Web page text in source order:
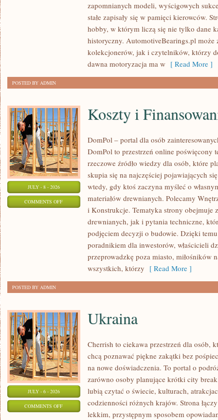
zapomnianych modeli, wyścigowych
stałe zapisały się w pamięci kierowców.
hobby, w którym liczą się nie tylko dane
historyczny. AutomotiveBearings.pl może
kolekcjonerów, jak i czytelników, którzy
dawna motoryzacja ma w [ Read More ]
POSTED BY ADMIN
JULY - 8 - 2026
COMMENTS OFFON
FINANSOWANIE
Koszty i
DomPol – portal dla osób
DomPol to przestrzeń online poświęcony
rzeczowe źródło wiedzy dla osób, które
skupia się na najczęściej pojawiających
wtedy, gdy ktoś zaczyna myśleć o
materiałów drewnianych. Polecamy
i Konstrukcje. Tematyka strony obejmuje
drewnianych, jak i pytania techniczne,
podjęciem decyzji o budowie. Dzięki
poradnikiem dla inwestorów, właścicieli
przeprowadzkę poza miasto, miłośników
wszystkich, którzy [ Read More ]
POSTED BY ADMIN
JULY - 6 - 2026
COMMENTS OFFON
Ukraina
Cherrish to ciekawa przestrzeń dla osób,
chcą poznawać piękne zakątki bez
na nowe doświadczenia. To portal o
zarówno osoby planujące krótki city
lubią czytać o świecie, kulturach,
codzienności różnych krajów. Strona
lekkim, przystępnym sposobem